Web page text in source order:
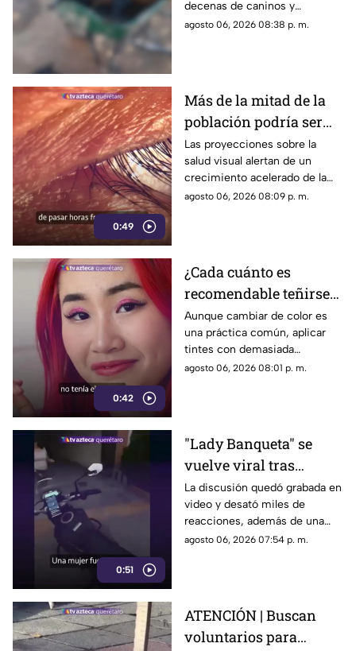
esta zona de Querétaro:
IMAGENES SENSIBLES
decenas de caninos y
solicitaron que se esclarezcan
agosto 06, 2026 08:38 p. m.
0:49
Más de la mitad de la
población podría ser
miope en 2050;
especialistas advierten
las causas
Las proyecciones sobre la
salud visual alertan de un
crecimiento acelerado de la
miopía y señalan que pasar
agosto 06, 2026 08:09 p. m.
0:42
¿Cada cuánto es
recomendable teñirse
el cabello?
Especialistas explican
por qué hacerlo
seguido puede dañarlo
Aunque cambiar de color es
una práctica común, aplicar
tintes con demasiada
frecuencia puede afectar la
agosto 06, 2026 08:01 p. m.
0:51
"Lady Banqueta" se
vuelve viral tras
confrontar a un
repartidor; así fue el
momento
La discusión quedó grabada en
video y desató miles de
reacciones, además de una
muestra de apoyo de
agosto 06, 2026 07:54 p. m.
ATENCIÓN | Buscan
voluntarios para